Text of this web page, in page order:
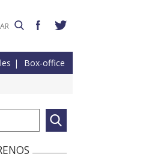
Box-office